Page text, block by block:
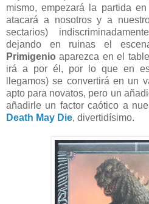
mismo, empezará la partida
atacará a nosotros y a
sectarios)
dejando en ruinas el
Primigenio aparezca en el
irá a por él, por lo que en
llegamos) se convertirá en un
apto para novatos, pero un
añadirle un factor caótico a
Death May Die, divertidísimo.